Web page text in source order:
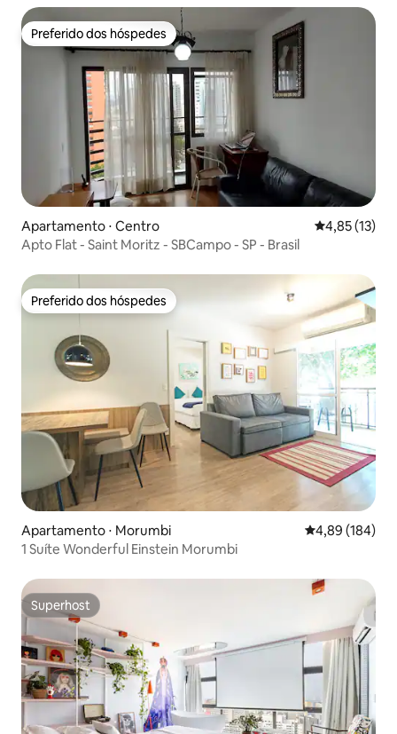
Preferido dos hóspedes
Preferido dos hóspedes
Apartamento ⋅ Centro 4,85 de uma
4,85 (13)
Apto Flat - Saint Moritz - SBCampo - SP - Brasil
Preferido dos hóspedes
Preferido dos hóspedes
Apartamento ⋅ Morumbi 4,89 de uma
4,89 (184)
1 Suíte Wonderful Einstein Morumbi
Superhost
Superhost